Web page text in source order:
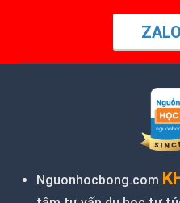
Nguonhocbong.com